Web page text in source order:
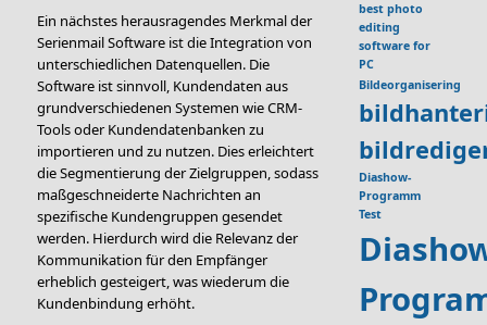
Ein nächstes herausragendes Merkmal der
Serienmail Software ist die Integration von
unterschiedlichen Datenquellen. Die
Software ist sinnvoll, Kundendaten aus
grundverschiedenen Systemen wie CRM-
Tools oder Kundendatenbanken zu
importieren und zu nutzen. Dies erleichtert
die Segmentierung der Zielgruppen, sodass
maßgeschneiderte Nachrichten an
spezifische Kundengruppen gesendet
werden. Hierdurch wird die Relevanz der
Kommunikation für den Empfänger
erheblich gesteigert, was wiederum die
Kundenbindung erhöht.
best photo
editing
software for
PC
Bildeorganisering
Diashow-
Programm
Test